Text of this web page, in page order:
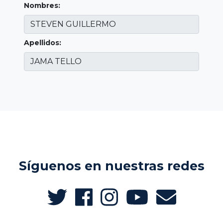
Nombres:
Apellidos:
Síguenos en nuestras redes